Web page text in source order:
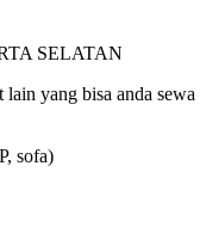
yang bisa anda sewa
sofa)